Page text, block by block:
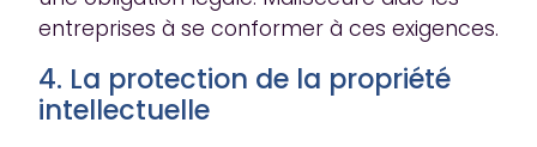
entreprises à se conformer à ces exigences.
4. La protection de la propriété
intellectuelle